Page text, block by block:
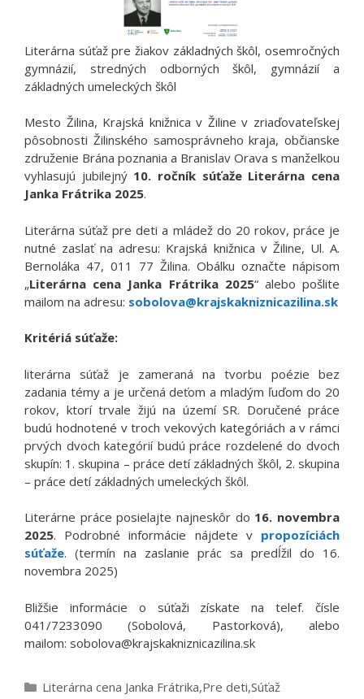
Literárna súťaž pre žiakov základných škôl, osemročných
gymnázií, stredných odborných škôl, gymnázií a
základných umeleckých škôl
Mesto Žilina, Krajská knižnica v Žiline v zriaďovateľskej
pôsobnosti Žilinského samosprávneho kraja, občianske
združenie Brána poznania a Branislav Orava s manželkou
vyhlasujú jubilejný 10. ročník súťaže Literárna cena
Janka Frátrika 2025.
Literárna súťaž pre deti a mládež do 20 rokov, práce je
nutné zaslať na adresu: Krajská knižnica v Žiline, Ul. A.
Bernoláka 47, 011 77 Žilina. Obálku označte nápisom
„Literárna cena Janka Frátrika 2025“ alebo pošlite
mailom na adresu: sobolova@krajskakniznicazilina.sk
Kritériá súťaže:
literárna súťaž je zameraná na tvorbu poézie bez
zadania témy a je určená deťom a mladým ľuďom do 20
rokov, ktorí trvale žijú na území SR. Doručené práce
budú hodnotené v troch vekových kategóriách a v rámci
prvých dvoch kategórií budú práce rozdelené do dvoch
skupín: 1. skupina – práce detí základných škôl, 2. skupina
– práce detí základných umeleckých škôl.
Literárne práce posielajte najneskôr do 16. novembra
2025. Podrobné informácie nájdete v propozíciách
súťaže. (termín na zaslanie prác sa predĺžil do 16.
novembra 2025)
Bližšie informácie o súťaži získate na telef. čísle
041/7233090 (Sobolová, Pastorková), alebo
mailom: sobolova@krajskakniznicazilina.sk
Kategórie
Literárna cena Janka Frátrika,Pre deti,Súťaž